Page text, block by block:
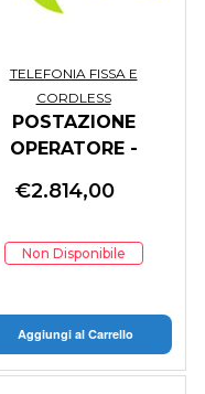
TELEFONIA FISSA E
CORDLESS
POSTAZIONE
OPERATORE -
VERSION (1OPER.)
€2.814,00
Non Disponibile
Aggiungi al Carrello